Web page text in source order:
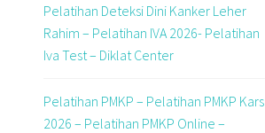
Pelatihan Deteksi Dini Kanker Leher
Rahim – Pelatihan IVA 2026- Pelatihan
Iva Test – Diklat Center
Pelatihan PMKP – Pelatihan PMKP Kars
2026 – Pelatihan PMKP Online –